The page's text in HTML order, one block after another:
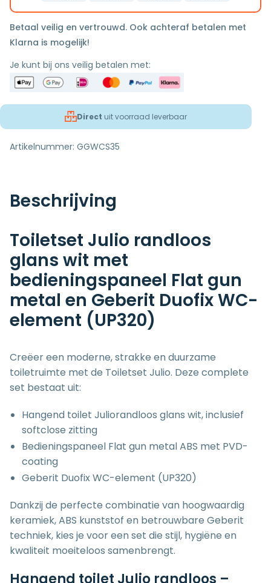
Betaal veilig en vertrouwd. Ook achteraf betalen met
Klarna is mogelijk!
Je kunt bij ons veilig betalen met:
Direct uit voorraad leverbaar
Artikelnummer: GGWCS35
Beschrijving
Toiletset Julio randloos
glans wit met
bedieningspaneel Flat gun
metal en Geberit Duofix WC-
element (UP320)
Creëer een moderne, strakke en duurzame
toiletruimte met de Toiletset Julio. Deze complete
set bestaat uit:
Hangend toilet Juliorandloos glans wit, inclusief
softclose zitting
Bedieningspaneel Flat gun metal ABS met PVD-
coating
Geberit Duofix WC-element (UP320)
Dankzij de perfecte combinatie van hoogwaardig
keramiek, ABS kunststof en betrouwbare Geberit
techniek, kies je voor een set die stijl, hygiëne en
kwaliteit moeiteloos samenbrengt.
Hangend toilet Julio randloos –